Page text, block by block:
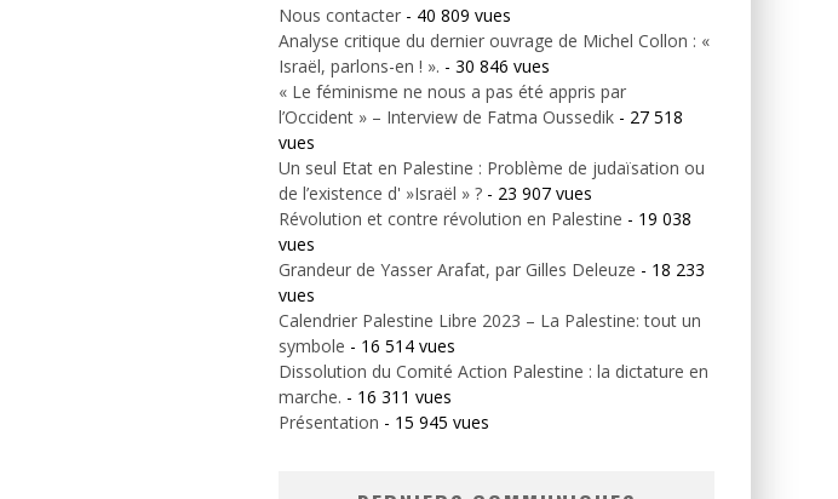
Nous contacter - 40 809 vues
Analyse critique du dernier ouvrage de Michel Collon : «
Israël, parlons-en ! ». - 30 846 vues
« Le féminisme ne nous a pas été appris par
l’Occident » – Interview de Fatma Oussedik - 27 518
vues
Un seul Etat en Palestine : Problème de judaïsation ou
de l’existence d' »Israël » ? - 23 907 vues
Révolution et contre révolution en Palestine - 19 038
vues
Grandeur de Yasser Arafat, par Gilles Deleuze - 18 233
vues
Calendrier Palestine Libre 2023 – La Palestine: tout un
symbole - 16 514 vues
Dissolution du Comité Action Palestine : la dictature en
marche. - 16 311 vues
Présentation - 15 945 vues